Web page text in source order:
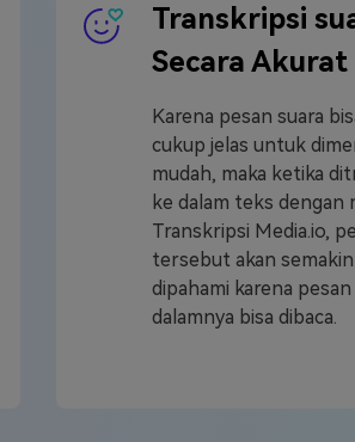
Transkripsi
Secara Akurat
Karena pesan suara
cukup jelas untuk
mudah, maka ketika
ke dalam teks dengan
Transkripsi Media.io,
tersebut akan
dipahami karena pesan
dalamnya bisa dibaca.